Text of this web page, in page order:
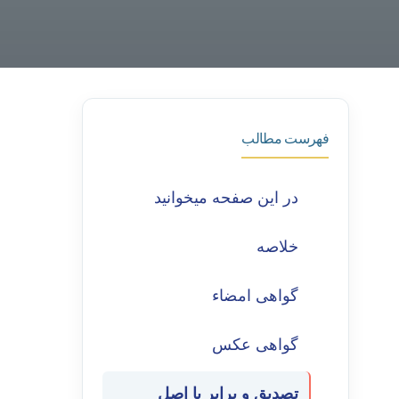
فهرست مطالب
در این صفحه میخوانید
خلاصه
گواهی امضاء
گواهی عکس
تصدیق و برابر با اصل